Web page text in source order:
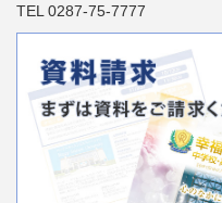
TEL 0287-75-7777